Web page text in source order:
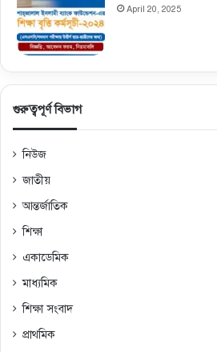
April 20, 2025
গুরুত্বপূর্ণ বিভাগ
নিউজ
জাতীয়
আন্তর্জাতিক
শিক্ষা
একাডেমিক
মাধ্যমিক
শিক্ষা সংবাদ
প্রাথমিক